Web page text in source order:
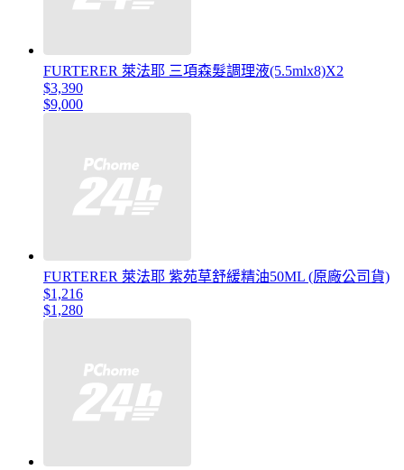
FURTERER 萊法耶 三項森髮調理液(5.5mlx8)X2
$3,390
$9,000
FURTERER 萊法耶 紫苑草舒緩精油50ML (原廠公司貨)
$1,216
$1,280